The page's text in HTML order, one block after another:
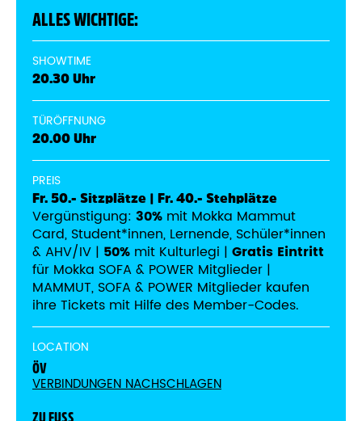
ALLES WICHTIGE:
SHOWTIME
20.30 Uhr
TÜRÖFFNUNG
20.00 Uhr
PREIS
Fr. 50.- Sitzplätze | Fr. 40.- Stehplätze
Vergünstigung: 30% mit Mokka Mammut
Card, Student*innen, Lernende, Schüler*innen
& AHV/IV | 50% mit Kulturlegi | Gratis Eintritt
für Mokka SOFA & POWER Mitglieder |
MAMMUT, SOFA & POWER Mitglieder kaufen
ihre Tickets mit Hilfe des Member-Codes.
LOCATION
ÖV
VERBINDUNGEN NACHSCHLAGEN
ZU FUSS